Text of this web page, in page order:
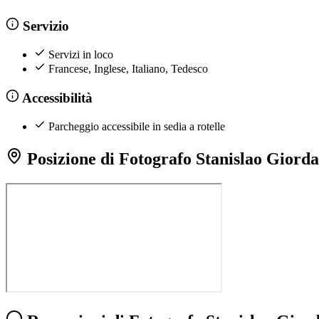
Servizio
Servizi in loco
Francese, Inglese, Italiano, Tedesco
Accessibilità
Parcheggio accessibile in sedia a rotelle
Posizione di Fotografo Stanislao